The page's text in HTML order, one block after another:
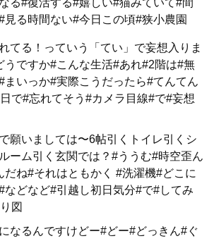
る#復活する#嬉しい#猫みていて#間
見る時間ない#今日この頃#狭小農園
てる！っていう「てい」で妄想入りま
うですか#こんな生活#あれ#2階は#無
まいっか#実際こうだったら#てんてん
で#忘れてそう#カメラ目線#で#妄想
願いましては〜6帖引くトイレ引くシ
ーム引く玄関では？#ううむ#時空歪ん
だね#それはともかく #洗濯機#どこに
などなど#引越し初日気分#で#してみ
図
なるんですけどー#どー#どっきん#ぐ